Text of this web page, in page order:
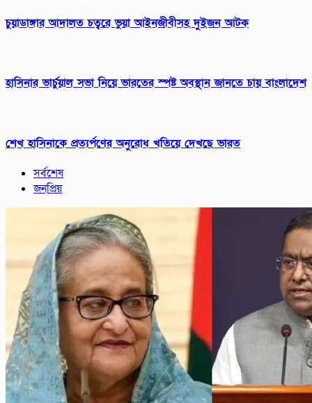
চুয়াডাঙ্গার আদালত চত্বরে ভুয়া আইনজীবীসহ দুইজন আটক
হাসিনার ভার্চুয়াল সভা নিয়ে ভারতের স্পষ্ট অবস্থান জানতে চায় বাংলাদেশ
শেখ হাসিনাকে প্রত্যর্পণের অনুরোধ খতিয়ে দেখছে ভারত
সর্বশেষ
জনপ্রিয়